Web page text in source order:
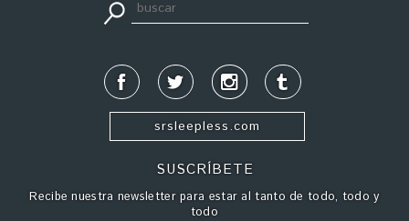
srsleepless.com
SUSCRÍBETE
Recibe nuestra newsletter para estar al tanto de todo, todo y
todo